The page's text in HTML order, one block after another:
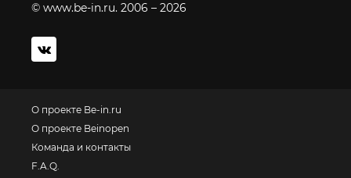
© www.be-in.ru. 2006 – 2026
О проекте Be-in.ru
О проекте Beinopen
Команда и контакты
F.A.Q.